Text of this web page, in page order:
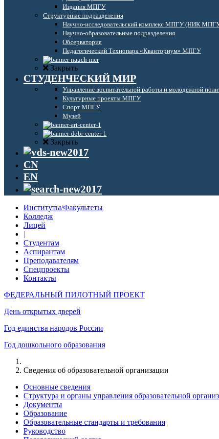
Издания МПГУ
Структурные подразделения
Научно-исследовательский комплекс МПГУ (НИК
Научно-образовательные подразделения
Обсерватория
Педагогический Технопарк «Кванториум» МПГУ
Закрыть
СТУДЕНЧЕСКИЙ МИР
Управление воспитательной работы и молодежной
Культурные проекты МПГУ
Спорт МПГУ
Музей
Закрыть
CN
EN
Институты/Факультеты
Колледж
Лицей
|
Студентам
Аспирантам
Преподавателям
Спецпроекты
Контакты
ФЕДЕРАЛЬНЫЙ ПИЛОТНЫЙ ПРОЕКТ
День открытых дверей
Год единства народов России
Год дошкольного образования
Сведения об образовательной организации
Основные сведения
Структура и органы управления образовательной
Документы
Образование
Образовательные стандарты и требования
Руководство